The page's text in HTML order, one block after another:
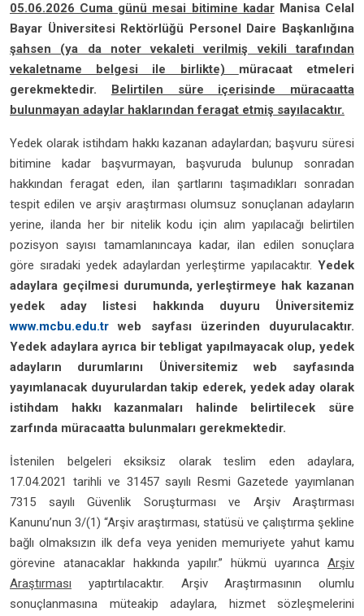
05.06.2026 Cuma günü mesai bitimine kadarManisa Celal
Bayar Üniversitesi Rektörlüğü Personel Daire Başkanlığına
şahsen (ya da noter vekaleti verilmiş vekili tarafından
vekaletname belgesi ile birlikte) müracaat etmeleri
gerekmektedir. Belirtilen süre içerisinde müracaatta
bulunmayan adaylar haklarından feragat etmiş sayılacaktır.
Yedek olarak istihdam hakkı kazanan adaylardan; başvuru süresi
bitimine kadar başvurmayan, başvuruda bulunup sonradan
hakkından feragat eden, ilan şartlarını taşımadıkları sonradan
tespit edilen ve arşiv araştırması olumsuz sonuçlanan adayların
yerine, ilanda her bir nitelik kodu için alım yapılacağı belirtilen
pozisyon sayısı tamamlanıncaya kadar, ilan edilen sonuçlara
göre sıradaki yedek adaylardan yerleştirme yapılacaktır. Yedek
adaylara geçilmesi durumunda, yerleştirmeye hak kazanan
yedek aday listesi hakkında duyuru Üniversitemiz
www.mcbu.edu.tr web sayfası üzerinden duyurulacaktır.
Yedek adaylara ayrıca bir tebligat yapılmayacak olup, yedek
adayların durumlarını Üniversitemiz web sayfasında
yayımlanacak duyurulardan takip ederek, yedek aday olarak
istihdam hakkı kazanmaları halinde belirtilecek süre
zarfında müracaatta bulunmaları gerekmektedir.
İstenilen belgeleri eksiksiz olarak teslim eden adaylara,
17.04.2021 tarihli ve 31457 sayılı Resmi Gazetede yayımlanan
7315 sayılı Güvenlik Soruşturması ve Arşiv Araştırması
Kanunu’nun 3/(1) “Arşiv araştırması, statüsü ve çalıştırma şekline
bağlı olmaksızın ilk defa veya yeniden memuriyete yahut kamu
görevine atanacaklar hakkında yapılır.” hükmü uyarınca Arşiv
Araştırması yaptırtılacaktır. Arşiv Araştırmasının olumlu
sonuçlanmasına müteakip adaylara, hizmet sözleşmelerini